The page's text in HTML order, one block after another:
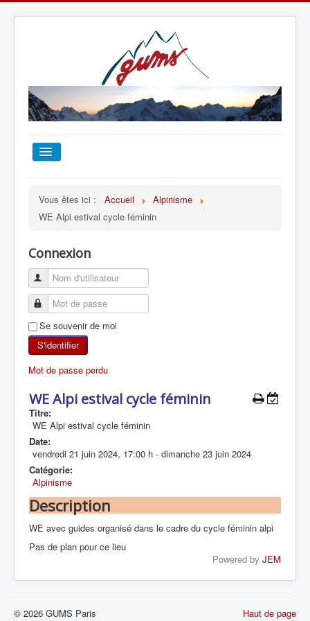
TOUT SUR LE GUMS
ESCALADE
ALPINISME
SKI DE RANDONNÉE
RANDONNÉE SPORTIVE
Vous êtes ici : Accueil
Alpinisme
WE Alpi estival cycle féminin
Connexion
Se souvenir de moi
S'identifier
Mot de passe perdu
WE Alpi estival cycle féminin
Titre:
WE Alpi estival cycle féminin
Date:
vendredi 21 juin 2024, 17:00 h - dimanche 23 juin 2024
Catégorie:
Alpinisme
Description
WE avec guides organisé dans le cadre du cycle féminin alpi
Pas de plan pour ce lieu
Powered by JEM
Haut de page
© 2026 GUMS Paris